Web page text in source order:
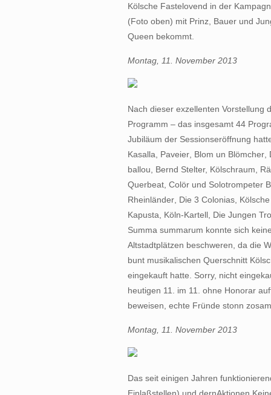
Kölsche Fastelovend in der
(Foto oben) mit Prinz, Bauer und
Queen bekommt.
Montag, 11. November 2013
Nach dieser exzellenten Vorstellung
Programm – das insgesamt 44
Jubiläum der Sessionseröffnung hatte
Kasalla, Paveier, Blom un Blömcher,
ballou, Bernd Stelter, Kölschraum,
Querbeat, Colör und Solotrompeter
Rheinländer, Die 3 Colonias,
Kapusta, Köln-Kartell, Die Jungen
Summa summarum konnte sich
Altstadtplätzen beschweren, da die
bunt musikalischen Querschnitt
eingekauft hatte. Sorry, nicht
heutigen 11. im 11. ohne Honorar
beweisen, echte Fründe stonn
Montag, 11. November 2013
Das seit einigen Jahren